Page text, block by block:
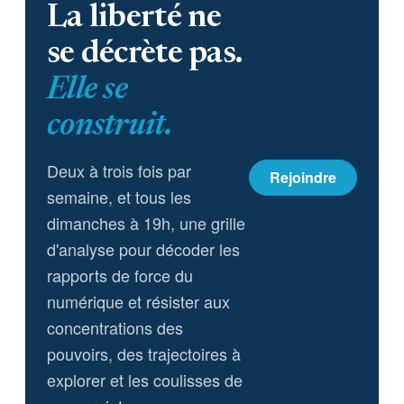
La liberté ne
se décrète pas.
Elle se
construit.
Deux à trois fois par
semaine, et tous les
dimanches à 19h, une grille
d'analyse pour décoder les
rapports de force du
numérique et résister aux
concentrations des
pouvoirs, des trajectoires à
explorer et les coulisses de
Rejoindre